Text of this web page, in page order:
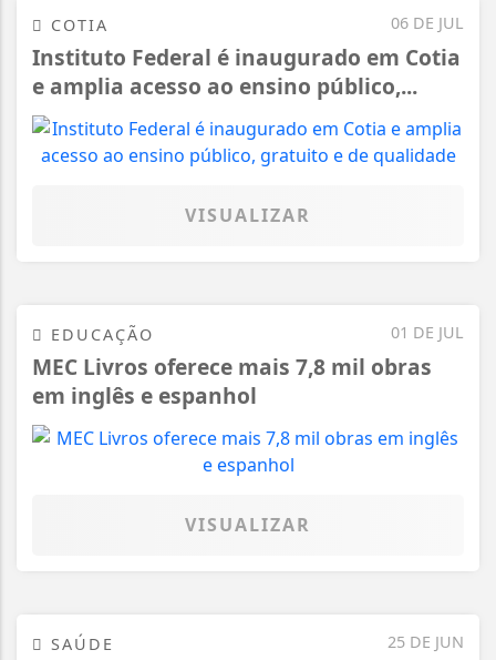
06 DE JUL
COTIA
Instituto Federal é inaugurado em Cotia
e amplia acesso ao ensino público,...
VISUALIZAR
01 DE JUL
EDUCAÇÃO
MEC Livros oferece mais 7,8 mil obras
em inglês e espanhol
VISUALIZAR
25 DE JUN
SAÚDE